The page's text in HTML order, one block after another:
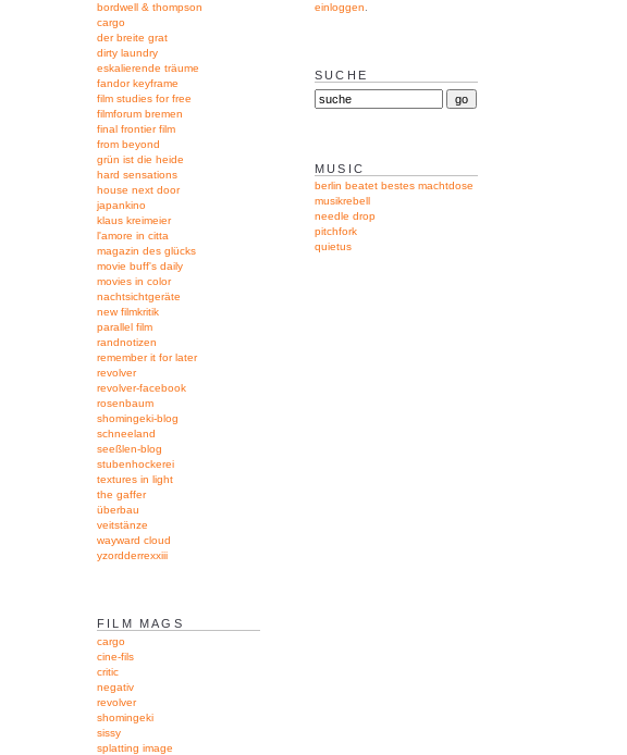
einloggen.
SUCHE
MUSIC
berlin beatet bestes machtdose
musikrebell
needle drop
pitchfork
quietus
bordwell & thompson
cargo
der breite grat
dirty laundry
eskalierende träume
fandor keyframe
film studies for free
filmforum bremen
final frontier film
from beyond
grün ist die heide
hard sensations
house next door
japankino
klaus kreimeier
l'amore in citta
magazin des glücks
movie buff's daily
movies in color
nachtsichtgeräte
new filmkritik
parallel film
randnotizen
remember it for later
revolver
revolver-facebook
rosenbaum
shomingeki-blog
schneeland
seeßlen-blog
stubenhockerei
textures in light
the gaffer
überbau
veitstänze
wayward cloud
yzordderrexxiii
FILM MAGS
cargo
cine-fils
critic
negativ
revolver
shomingeki
sissy
splatting image